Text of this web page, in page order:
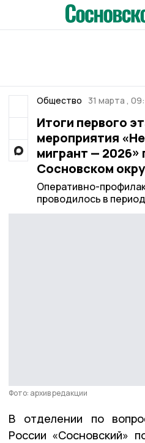
Общество 31 марта ,
Итоги первого
мероприятия
мигрант — 2026»
Сосновском
Оперативно-
проводилось в
Фото: архив редакции
В отделении по
России «Сосновский»